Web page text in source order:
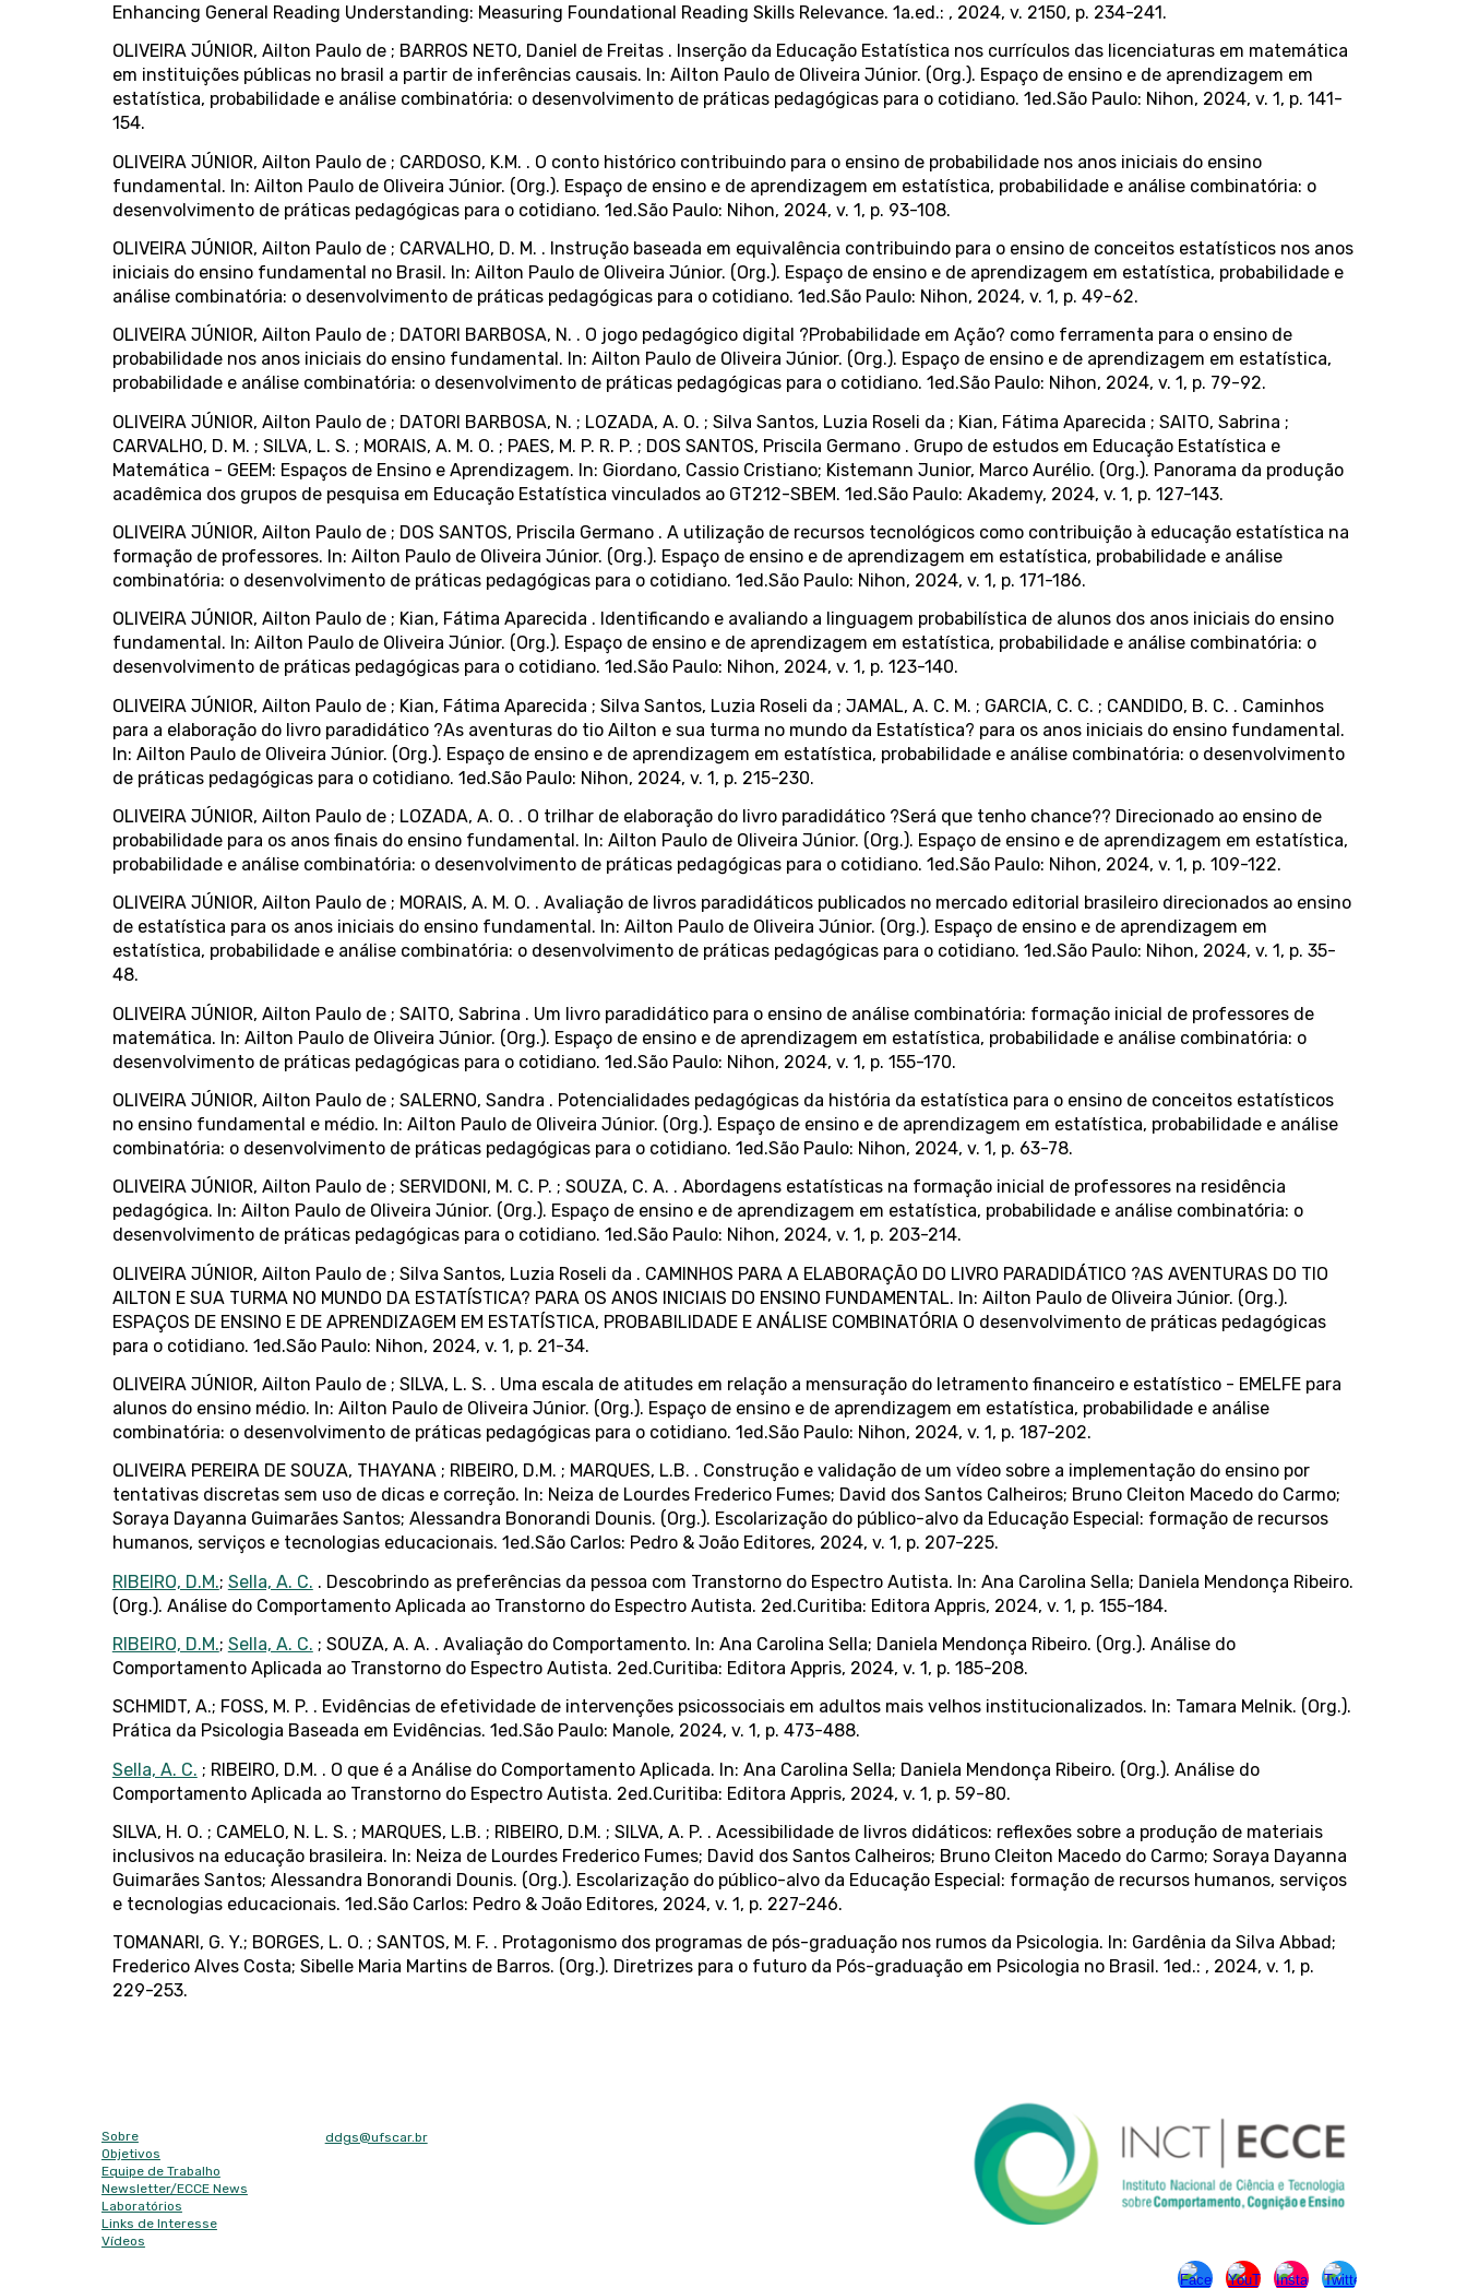
Enhancing General Reading Understanding: Measuring Foundational Reading Skills Relevance. 1a.ed.: , 2024, v. 2150, p. 234-241.
OLIVEIRA JÚNIOR, Ailton Paulo de ; BARROS NETO, Daniel de Freitas . Inserção da Educação Estatística nos currículos das licenciaturas em matemática
em instituições públicas no brasil a partir de inferências causais. In: Ailton Paulo de Oliveira Júnior. (Org.). Espaço de ensino e de aprendizagem em
estatística, probabilidade e análise combinatória: o desenvolvimento de práticas pedagógicas para o cotidiano. 1ed.São Paulo: Nihon, 2024, v. 1, p. 141-
154.
OLIVEIRA JÚNIOR, Ailton Paulo de ; CARDOSO, K.M. . O conto histórico contribuindo para o ensino de probabilidade nos anos iniciais do ensino
fundamental. In: Ailton Paulo de Oliveira Júnior. (Org.). Espaço de ensino e de aprendizagem em estatística, probabilidade e análise combinatória: o
desenvolvimento de práticas pedagógicas para o cotidiano. 1ed.São Paulo: Nihon, 2024, v. 1, p. 93-108.
OLIVEIRA JÚNIOR, Ailton Paulo de ; CARVALHO, D. M. . Instrução baseada em equivalência contribuindo para o ensino de conceitos estatísticos nos anos
iniciais do ensino fundamental no Brasil. In: Ailton Paulo de Oliveira Júnior. (Org.). Espaço de ensino e de aprendizagem em estatística, probabilidade e
análise combinatória: o desenvolvimento de práticas pedagógicas para o cotidiano. 1ed.São Paulo: Nihon, 2024, v. 1, p. 49-62.
OLIVEIRA JÚNIOR, Ailton Paulo de ; DATORI BARBOSA, N. . O jogo pedagógico digital ?Probabilidade em Ação? como ferramenta para o ensino de
probabilidade nos anos iniciais do ensino fundamental. In: Ailton Paulo de Oliveira Júnior. (Org.). Espaço de ensino e de aprendizagem em estatística,
probabilidade e análise combinatória: o desenvolvimento de práticas pedagógicas para o cotidiano. 1ed.São Paulo: Nihon, 2024, v. 1, p. 79-92.
OLIVEIRA JÚNIOR, Ailton Paulo de ; DATORI BARBOSA, N. ; LOZADA, A. O. ; Silva Santos, Luzia Roseli da ; Kian, Fátima Aparecida ; SAITO, Sabrina ;
CARVALHO, D. M. ; SILVA, L. S. ; MORAIS, A. M. O. ; PAES, M. P. R. P. ; DOS SANTOS, Priscila Germano . Grupo de estudos em Educação Estatística e
Matemática - GEEM: Espaços de Ensino e Aprendizagem. In: Giordano, Cassio Cristiano; Kistemann Junior, Marco Aurélio. (Org.). Panorama da produção
acadêmica dos grupos de pesquisa em Educação Estatística vinculados ao GT212-SBEM. 1ed.São Paulo: Akademy, 2024, v. 1, p. 127-143.
OLIVEIRA JÚNIOR, Ailton Paulo de ; DOS SANTOS, Priscila Germano . A utilização de recursos tecnológicos como contribuição à educação estatística na
formação de professores. In: Ailton Paulo de Oliveira Júnior. (Org.). Espaço de ensino e de aprendizagem em estatística, probabilidade e análise
combinatória: o desenvolvimento de práticas pedagógicas para o cotidiano. 1ed.São Paulo: Nihon, 2024, v. 1, p. 171-186.
OLIVEIRA JÚNIOR, Ailton Paulo de ; Kian, Fátima Aparecida . Identificando e avaliando a linguagem probabilística de alunos dos anos iniciais do ensino
fundamental. In: Ailton Paulo de Oliveira Júnior. (Org.). Espaço de ensino e de aprendizagem em estatística, probabilidade e análise combinatória: o
desenvolvimento de práticas pedagógicas para o cotidiano. 1ed.São Paulo: Nihon, 2024, v. 1, p. 123-140.
OLIVEIRA JÚNIOR, Ailton Paulo de ; Kian, Fátima Aparecida ; Silva Santos, Luzia Roseli da ; JAMAL, A. C. M. ; GARCIA, C. C. ; CANDIDO, B. C. . Caminhos
para a elaboração do livro paradidático ?As aventuras do tio Ailton e sua turma no mundo da Estatística? para os anos iniciais do ensino fundamental.
In: Ailton Paulo de Oliveira Júnior. (Org.). Espaço de ensino e de aprendizagem em estatística, probabilidade e análise combinatória: o desenvolvimento
de práticas pedagógicas para o cotidiano. 1ed.São Paulo: Nihon, 2024, v. 1, p. 215-230.
OLIVEIRA JÚNIOR, Ailton Paulo de ; LOZADA, A. O. . O trilhar de elaboração do livro paradidático ?Será que tenho chance?? Direcionado ao ensino de
probabilidade para os anos finais do ensino fundamental. In: Ailton Paulo de Oliveira Júnior. (Org.). Espaço de ensino e de aprendizagem em estatística,
probabilidade e análise combinatória: o desenvolvimento de práticas pedagógicas para o cotidiano. 1ed.São Paulo: Nihon, 2024, v. 1, p. 109-122.
OLIVEIRA JÚNIOR, Ailton Paulo de ; MORAIS, A. M. O. . Avaliação de livros paradidáticos publicados no mercado editorial brasileiro direcionados ao ensino
de estatística para os anos iniciais do ensino fundamental. In: Ailton Paulo de Oliveira Júnior. (Org.). Espaço de ensino e de aprendizagem em
estatística, probabilidade e análise combinatória: o desenvolvimento de práticas pedagógicas para o cotidiano. 1ed.São Paulo: Nihon, 2024, v. 1, p. 35-
48.
OLIVEIRA JÚNIOR, Ailton Paulo de ; SAITO, Sabrina . Um livro paradidático para o ensino de análise combinatória: formação inicial de professores de
matemática. In: Ailton Paulo de Oliveira Júnior. (Org.). Espaço de ensino e de aprendizagem em estatística, probabilidade e análise combinatória: o
desenvolvimento de práticas pedagógicas para o cotidiano. 1ed.São Paulo: Nihon, 2024, v. 1, p. 155-170.
OLIVEIRA JÚNIOR, Ailton Paulo de ; SALERNO, Sandra . Potencialidades pedagógicas da história da estatística para o ensino de conceitos estatísticos
no ensino fundamental e médio. In: Ailton Paulo de Oliveira Júnior. (Org.). Espaço de ensino e de aprendizagem em estatística, probabilidade e análise
combinatória: o desenvolvimento de práticas pedagógicas para o cotidiano. 1ed.São Paulo: Nihon, 2024, v. 1, p. 63-78.
OLIVEIRA JÚNIOR, Ailton Paulo de ; SERVIDONI, M. C. P. ; SOUZA, C. A. . Abordagens estatísticas na formação inicial de professores na residência
pedagógica. In: Ailton Paulo de Oliveira Júnior. (Org.). Espaço de ensino e de aprendizagem em estatística, probabilidade e análise combinatória: o
desenvolvimento de práticas pedagógicas para o cotidiano. 1ed.São Paulo: Nihon, 2024, v. 1, p. 203-214.
OLIVEIRA JÚNIOR, Ailton Paulo de ; Silva Santos, Luzia Roseli da . CAMINHOS PARA A ELABORAÇÃO DO LIVRO PARADIDÁTICO ?AS AVENTURAS DO TIO
AILTON E SUA TURMA NO MUNDO DA ESTATÍSTICA? PARA OS ANOS INICIAIS DO ENSINO FUNDAMENTAL. In: Ailton Paulo de Oliveira Júnior. (Org.).
ESPAÇOS DE ENSINO E DE APRENDIZAGEM EM ESTATÍSTICA, PROBABILIDADE E ANÁLISE COMBINATÓRIA O desenvolvimento de práticas pedagógicas
para o cotidiano. 1ed.São Paulo: Nihon, 2024, v. 1, p. 21-34.
OLIVEIRA JÚNIOR, Ailton Paulo de ; SILVA, L. S. . Uma escala de atitudes em relação a mensuração do letramento financeiro e estatístico - EMELFE para
alunos do ensino médio. In: Ailton Paulo de Oliveira Júnior. (Org.). Espaço de ensino e de aprendizagem em estatística, probabilidade e análise
combinatória: o desenvolvimento de práticas pedagógicas para o cotidiano. 1ed.São Paulo: Nihon, 2024, v. 1, p. 187-202.
OLIVEIRA PEREIRA DE SOUZA, THAYANA ; RIBEIRO, D.M. ; MARQUES, L.B. . Construção e validação de um vídeo sobre a implementação do ensino por
tentativas discretas sem uso de dicas e correção. In: Neiza de Lourdes Frederico Fumes; David dos Santos Calheiros; Bruno Cleiton Macedo do Carmo;
Soraya Dayanna Guimarães Santos; Alessandra Bonorandi Dounis. (Org.). Escolarização do público-alvo da Educação Especial: formação de recursos
humanos, serviços e tecnologias educacionais. 1ed.São Carlos: Pedro & João Editores, 2024, v. 1, p. 207-225.
RIBEIRO, D.M.; Sella, A. C. . Descobrindo as preferências da pessoa com Transtorno do Espectro Autista. In: Ana Carolina Sella; Daniela Mendonça Ribeiro.
(Org.). Análise do Comportamento Aplicada ao Transtorno do Espectro Autista. 2ed.Curitiba: Editora Appris, 2024, v. 1, p. 155-184.
RIBEIRO, D.M.; Sella, A. C. ; SOUZA, A. A. . Avaliação do Comportamento. In: Ana Carolina Sella; Daniela Mendonça Ribeiro. (Org.). Análise do
Comportamento Aplicada ao Transtorno do Espectro Autista. 2ed.Curitiba: Editora Appris, 2024, v. 1, p. 185-208.
SCHMIDT, A.; FOSS, M. P. . Evidências de efetividade de intervenções psicossociais em adultos mais velhos institucionalizados. In: Tamara Melnik. (Org.).
Prática da Psicologia Baseada em Evidências. 1ed.São Paulo: Manole, 2024, v. 1, p. 473-488.
Sella, A. C. ; RIBEIRO, D.M. . O que é a Análise do Comportamento Aplicada. In: Ana Carolina Sella; Daniela Mendonça Ribeiro. (Org.). Análise do
Comportamento Aplicada ao Transtorno do Espectro Autista. 2ed.Curitiba: Editora Appris, 2024, v. 1, p. 59-80.
SILVA, H. O. ; CAMELO, N. L. S. ; MARQUES, L.B. ; RIBEIRO, D.M. ; SILVA, A. P. . Acessibilidade de livros didáticos: reflexões sobre a produção de materiais
inclusivos na educação brasileira. In: Neiza de Lourdes Frederico Fumes; David dos Santos Calheiros; Bruno Cleiton Macedo do Carmo; Soraya Dayanna
Guimarães Santos; Alessandra Bonorandi Dounis. (Org.). Escolarização do público-alvo da Educação Especial: formação de recursos humanos, serviços
e tecnologias educacionais. 1ed.São Carlos: Pedro & João Editores, 2024, v. 1, p. 227-246.
TOMANARI, G. Y.; BORGES, L. O. ; SANTOS, M. F. . Protagonismo dos programas de pós-graduação nos rumos da Psicologia. In: Gardênia da Silva Abbad;
Frederico Alves Costa; Sibelle Maria Martins de Barros. (Org.). Diretrizes para o futuro da Pós-graduação em Psicologia no Brasil. 1ed.: , 2024, v. 1, p.
229-253.
Sobre
Objetivos
Equipe de Trabalho
Newsletter/ECCE News
Laboratórios
Links de Interesse
Vídeos
ddgs@ufscar.br